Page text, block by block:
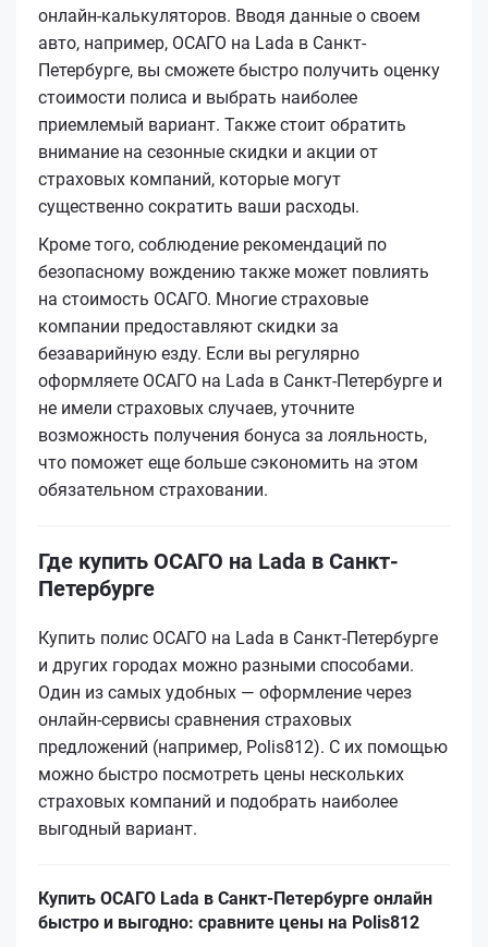
онлайн-калькуляторов. Вводя данные о своем
авто, например, ОСАГО на Lada в Санкт-
Петербурге, вы сможете быстро получить оценку
стоимости полиса и выбрать наиболее
приемлемый вариант. Также стоит обратить
внимание на сезонные скидки и акции от
страховых компаний, которые могут
существенно сократить ваши расходы.
Кроме того, соблюдение рекомендаций по
безопасному вождению также может повлиять
на стоимость ОСАГО. Многие страховые
компании предоставляют скидки за
безаварийную езду. Если вы регулярно
оформляете ОСАГО на Lada в Санкт-Петербурге и
не имели страховых случаев, уточните
возможность получения бонуса за лояльность,
что поможет еще больше сэкономить на этом
обязательном страховании.
Где купить ОСАГО на Lada в Санкт-
Петербурге
Купить полис ОСАГО на Lada в Санкт-Петербурге
и других городах можно разными способами.
Один из самых удобных — оформление через
онлайн-сервисы сравнения страховых
предложений (например, Polis812). С их помощью
можно быстро посмотреть цены нескольких
страховых компаний и подобрать наиболее
выгодный вариант.
Купить ОСАГО Lada в Санкт-Петербурге онлайн
быстро и выгодно: сравните цены на Polis812